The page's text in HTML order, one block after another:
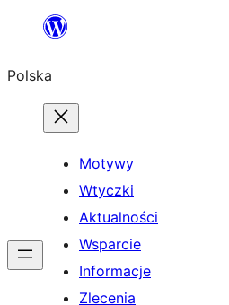
Przejdź
treści
Polska
Motywy
Wtyczki
Aktualności
Wsparcie
Informacje
Zlecenia